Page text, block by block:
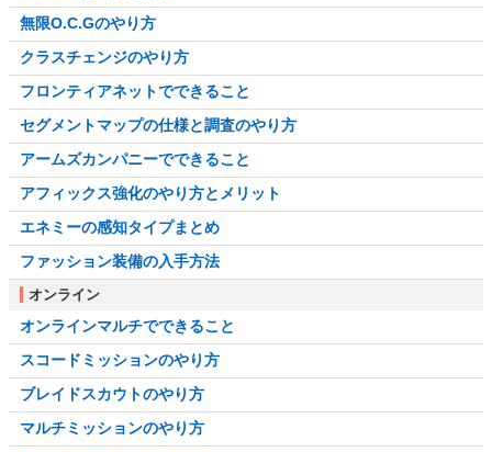
無限O.C.Gのやり方
クラスチェンジのやり方
フロンティアネットでできること
セグメントマップの仕様と調査のやり方
アームズカンパニーでできること
アフィックス強化のやり方とメリット
エネミーの感知タイプまとめ
ファッション装備の入手方法
オンライン
オンラインマルチでできること
スコードミッションのやり方
ブレイドスカウトのやり方
マルチミッションのやり方